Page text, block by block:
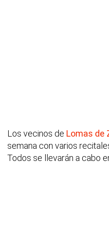
Los vecinos de Lomas de
semana con varios
Todos se llevarán a cabo